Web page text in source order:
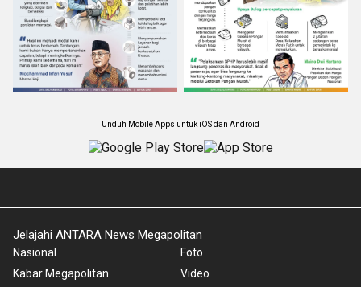
Unduh Mobile Apps untuk iOS dan Android
Jelajahi ANTARA News Megapolitan
Nasional
Kabar Megapolitan
Foto
Video